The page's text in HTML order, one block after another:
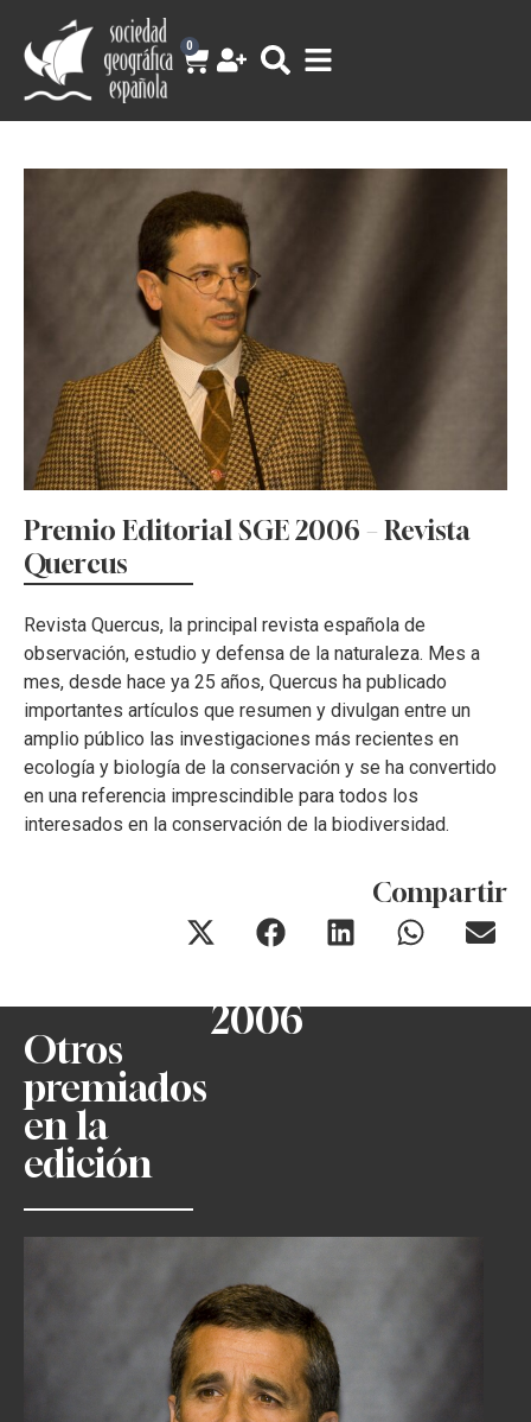
0
Premio Editorial SGE 2006 – Revista
Quercus
Revista Quercus, la principal revista española de
observación, estudio y defensa de la naturaleza. Mes a
mes, desde hace ya 25 años, Quercus ha publicado
importantes artículos que resumen y divulgan entre un
amplio público las investigaciones más recientes en
ecología y biología de la conservación y se ha convertido
en una referencia imprescindible para todos los
interesados en la conservación de la biodiversidad.
Compartir
Otros
premiados
en la
edición
2006